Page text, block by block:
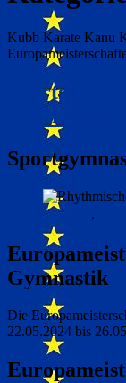
Kubb Karate Kanu
LG전자 , CC
Gymnastik
Die
22.05.2024 bis